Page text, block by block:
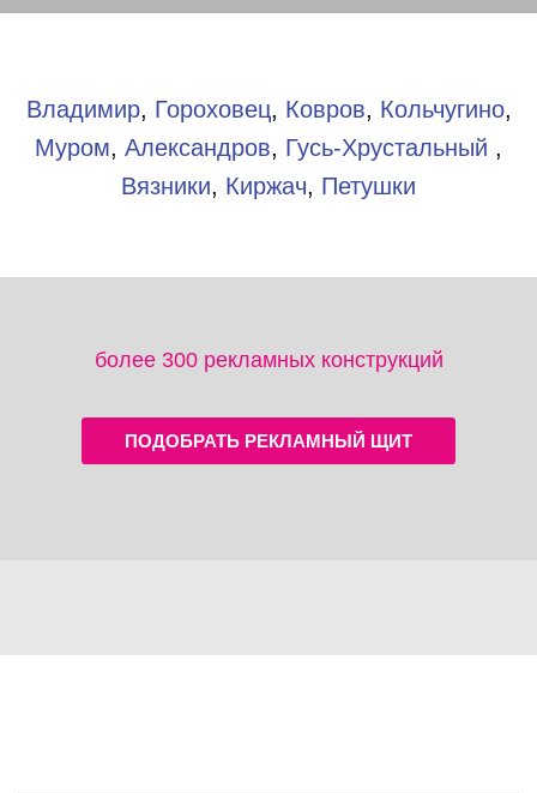
Владимир, Гороховец, Ковров, Кольчугино,
Муром, Александров, Гусь-Хрустальный ,
Вязники, Киржач, Петушки
более 300 рекламных конструкций
ПОДОБРАТЬ РЕКЛАМНЫЙ ЩИТ